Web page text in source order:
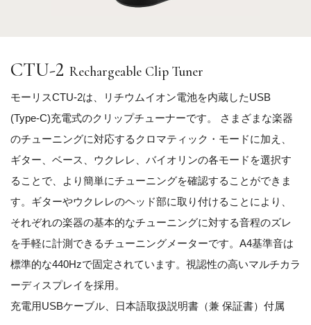
CTU-2 Rechargeable Clip Tuner
モーリスCTU-2は、リチウムイオン電池を内蔵したUSB
(Type-C)充電式のクリップチューナーです。 さまざまな楽器
のチューニングに対応するクロマティック・モードに加え、
ギター、ベース、ウクレレ、バイオリンの各モードを選択す
ることで、より簡単にチューニングを確認することができま
す。ギターやウクレレのヘッド部に取り付けることにより、
それぞれの楽器の基本的なチューニングに対する音程のズレ
を手軽に計測できるチューニングメーターです。A4基準音は
標準的な440Hzで固定されています。視認性の高いマルチカラ
ーディスプレイを採用。
充電用USBケーブル、日本語取扱説明書（兼 保証書）付属